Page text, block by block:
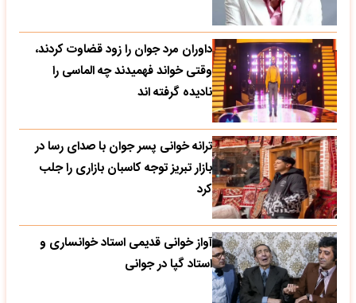
داوران مرد جوان را زود قضاوت کردند،
وقتی خواند فهمیدند چه الماسی را
نادیده گرفته اند
ترانه خوانی پسر جوان با صدای رسا در
بازار تبریز توجه کاسبان بازاری را جلب
کرد
آواز خوانی قدیمی استاد خوانساری و
استاد گپا در جوانی